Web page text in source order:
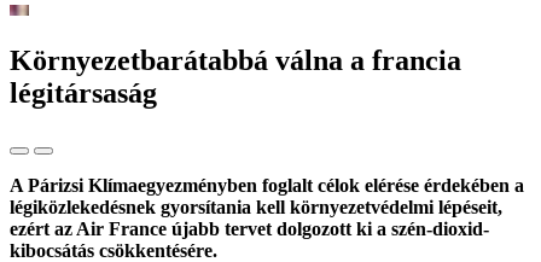
Környezetbarátabbá válna a francia
légitársaság
A Párizsi Klímaegyezményben foglalt célok elérése érdekében a
légiközlekedésnek gyorsítania kell környezetvédelmi lépéseit,
ezért az Air France újabb tervet dolgozott ki a szén-dioxid-
kibocsátás csökkentésére.